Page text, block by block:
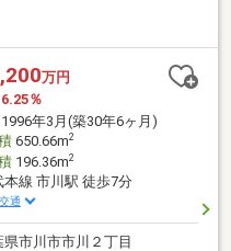
万円
6.25％
1996年3月(築30年6ヶ月)
650.66m2
196.36m2
本線 市川駅 徒歩7分
通
県市川市市川２丁目